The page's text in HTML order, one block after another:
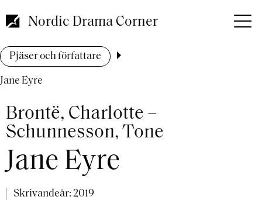
till
huvudinnehåll
Nordic Drama Corner
Länkstig
Pjäser och författare
Jane Eyre
Brontë, Charlotte –
Schunnesson, Tone
Jane Eyre
Skrivandeår: 2019